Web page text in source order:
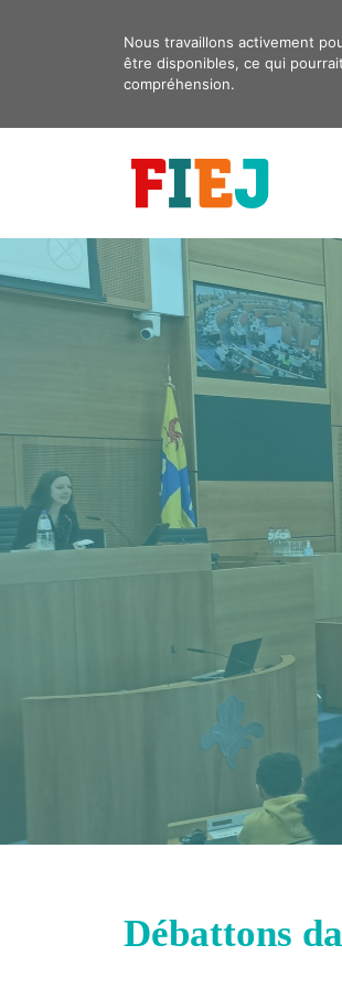
Nous travaillons activement
être disponibles, ce qui
compréhension.
Débattons